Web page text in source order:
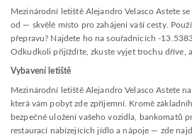
Mezinárodní letiště Alejandro Velasco Astete
od — skvělé místo pro zahájení vaší cesty.
přepravu? Najdete ho na souřadnicích -
Odkudkoli přijíždíte, zkuste vyjet trochu dříve,
Vybavení letiště
Mezinárodní letiště Alejandro Velasco Astete
která vám pobyt zde zpříjemní. Kromě
bezpečné uložení vašeho vozidla, bankomatů
restaurací nabízejících jídlo a nápoje — zde